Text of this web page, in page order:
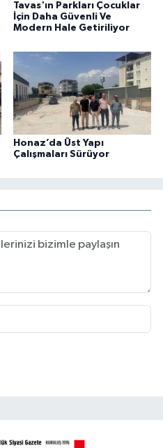
Tavas'ın Parkları Çocuklar
İçin Daha Güvenli Ve
Modern Hale Getiriliyor
Honaz’da Üst Yapı
Çalışmaları Sürüyor